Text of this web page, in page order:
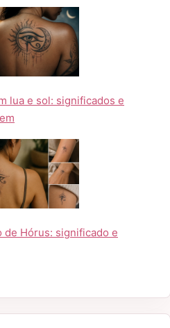
lua e sol: significados e
de Hórus: significado e